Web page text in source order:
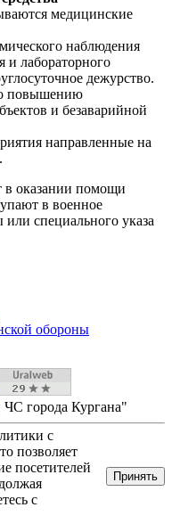
медицинские
наблюдения
лабораторного
дежурство.
повышению
и безаварийной
направленные на
оказании помощи
в военное
специального указа
обороны
города Кургана"
с
позволяет
посетителей
с
Принять